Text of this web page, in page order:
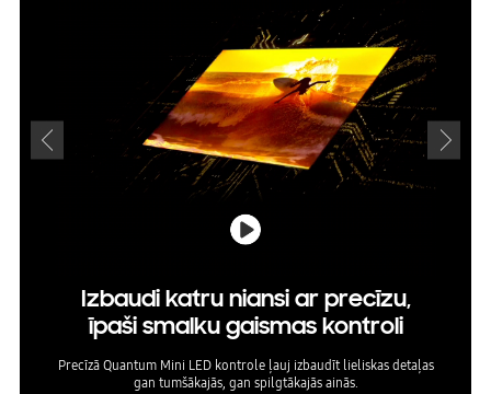
Izbaudi katru niansi ar precīzu,
īpaši smalku gaismas kontroli
Precīzā Quantum Mini LED kontrole ļauj izbaudīt lieliskas detaļas
gan tumšākajās, gan spilgtākajās ainās.